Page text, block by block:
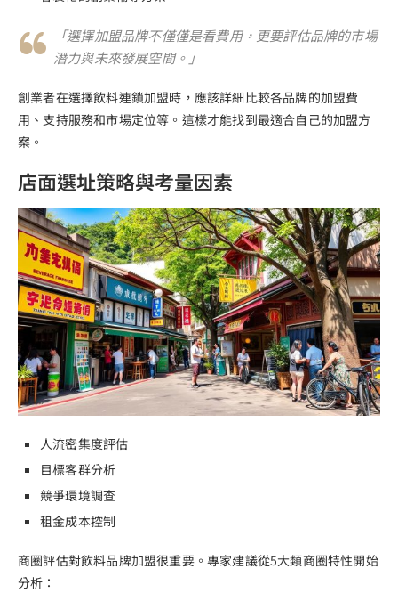
「選擇加盟品牌不僅僅是看費用，更要評估品牌的市場
潛力與未來發展空間。」
創業者在選擇飲料連鎖加盟時，應該詳細比較各品牌的加盟費
用、支持服務和市場定位等。這樣才能找到最適合自己的加盟方
案。
店面選址策略與考量因素
人流密集度評估
目標客群分析
競爭環境調查
租金成本控制
商圈評估對飲料品牌加盟很重要。專家建議從5大類商圈特性開始
分析：